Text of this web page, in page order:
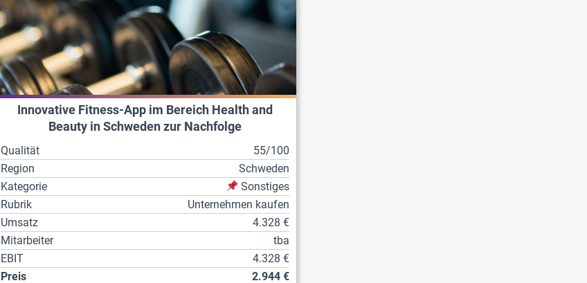
Innovative Fitness-App im Bereich Health and
Beauty in Schweden zur Nachfolge
Qualität
55/100
Region
Schweden
Kategorie
Sonstiges
Rubrik
Unternehmen kaufen
Umsatz
4.328 €
Mitarbeiter
tba
EBIT
4.328 €
Preis
2.944 €